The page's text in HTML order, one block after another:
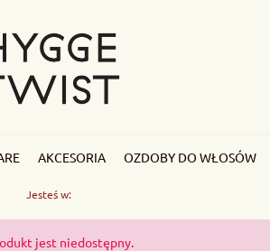
AKCESORIA OZDOBY DO WŁOSÓW
Jesteś w:
jest niedostępny.